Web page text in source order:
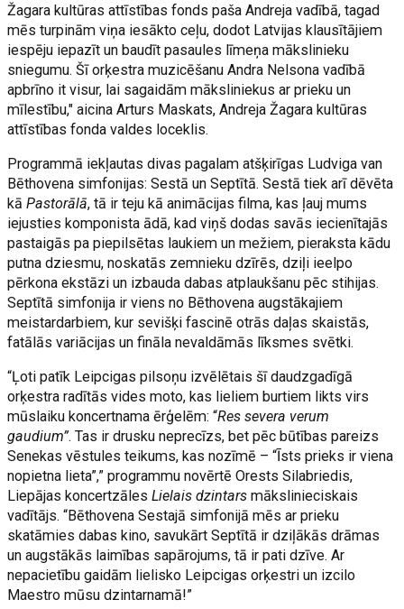
Žagara kultūras attīstības fonds paša Andreja vadībā, tagad
mēs turpinām viņa iesākto ceļu, dodot Latvijas klausītājiem
iespēju iepazīt un baudīt pasaules līmeņa mākslinieku
sniegumu. Šī orķestra muzicēšanu Andra Nelsona vadībā
apbrīno it visur, lai sagaidām māksliniekus ar prieku un
mīlestību," aicina Arturs Maskats, Andreja Žagara kultūras
attīstības fonda valdes loceklis.
Programmā iekļautas divas pagalam atšķirīgas Ludviga van
Bēthovena simfonijas: Sestā un Septītā. Sestā tiek arī dēvēta
kāPastorālā, tā ir teju kā animācijas filma, kas ļauj mums
iejusties komponista ādā, kad viņš dodas savās iecienītajās
pastaigās pa piepilsētas laukiem un mežiem, pieraksta kādu
putna dziesmu, noskatās zemnieku dzīrēs, dziļi ieelpo
pērkona ekstāzi un izbauda dabas atplaukšanu pēc stihijas.
Septītā simfonija ir viens no Bēthovena augstākajiem
meistardarbiem, kur sevišķi fascinē otrās daļas skaistās,
fatālās variācijas un fināla nevaldāmās līksmes svētki.
“Ļoti patīk Leipcigas pilsoņu izvēlētais šī daudzgadīgā
orķestra radītās vides moto, kas lieliem burtiem likts virs
mūslaiku koncertnama ērģelēm: “Res severa verum
gaudium”. Tas ir drusku neprecīzs, bet pēc būtības pareizs
Senekas vēstules teikums, kas nozīmē – “Īsts prieks ir viena
nopietna lieta”,” programmu novērtē Orests Silabriedis,
Liepājas koncertzālesLielais dzintarsmākslinieciskais
vadītājs. “Bēthovena Sestajā simfonijā mēs ar prieku
skatāmies dabas kino, savukārt Septītā ir dziļākās drāmas
un augstākās laimības sapārojums, tā ir pati dzīve. Ar
nepacietību gaidām lielisko Leipcigas orķestri un izcilo
Maestro mūsu dzintarnamā!”